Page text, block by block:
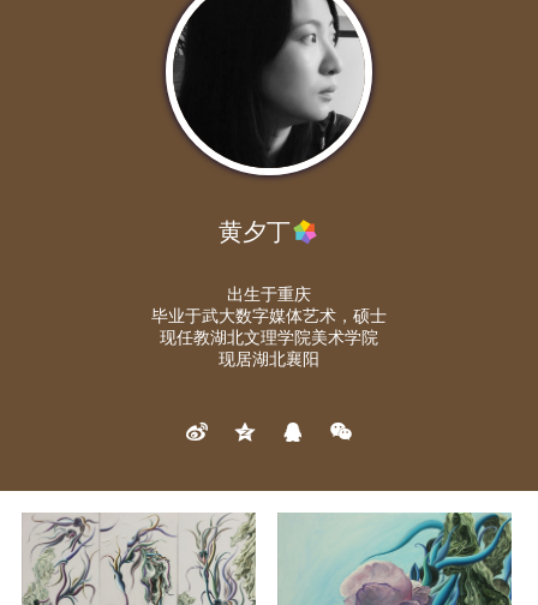
黄夕丁
出生于重庆
毕业于武大数字媒体艺术，硕士
现任教湖北文理学院美术学院
现居湖北襄阳